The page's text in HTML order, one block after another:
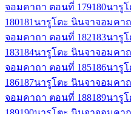
จอมคาถา ตอนที่ 179180นารู
180181 นารูโตะ นินจาจอมคา
จอมคาถา ตอนที่ 182183นารู
183184นารูโตะ นินจาจอมคา
จอมคาถา ตอนที่ 185186นารู
186187นารูโตะ นินจาจอมคา
จอมคาถา ตอนที่ 188189นารู